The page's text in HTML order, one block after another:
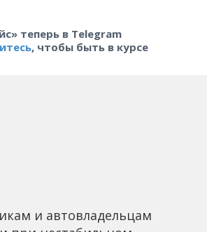
теперь в Telegram
, чтобы быть в курсе
и автовладельцам